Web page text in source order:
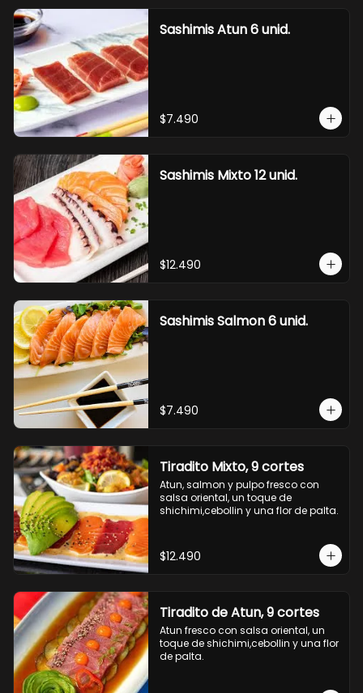
Sashimis Atun 6 unid.
$7.490
Sashimis Mixto 12 unid.
$12.490
Sashimis Salmon 6 unid.
$7.490
Tiradito Mixto, 9 cortes
Atun, salmon y pulpo fresco con
salsa oriental, un toque de
shichimi,cebollin y una flor de palta.
$12.490
Tiradito de Atun, 9 cortes
Atun fresco con salsa oriental, un
toque de shichimi,cebollin y una flor
de palta.